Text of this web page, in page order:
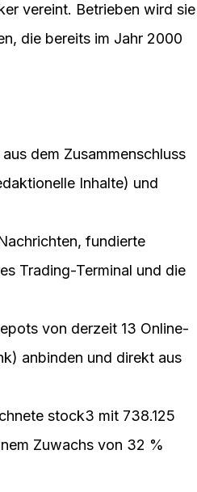
vereint. Betrieben wird sie
die bereits im Jahr 2000
dem Zusammenschluss
Inhalte) und
fundierte
Trading-Terminal und die
von derzeit 13 Online-
anbinden und direkt aus
stock3 mit 738.125
Zuwachs von 32 %